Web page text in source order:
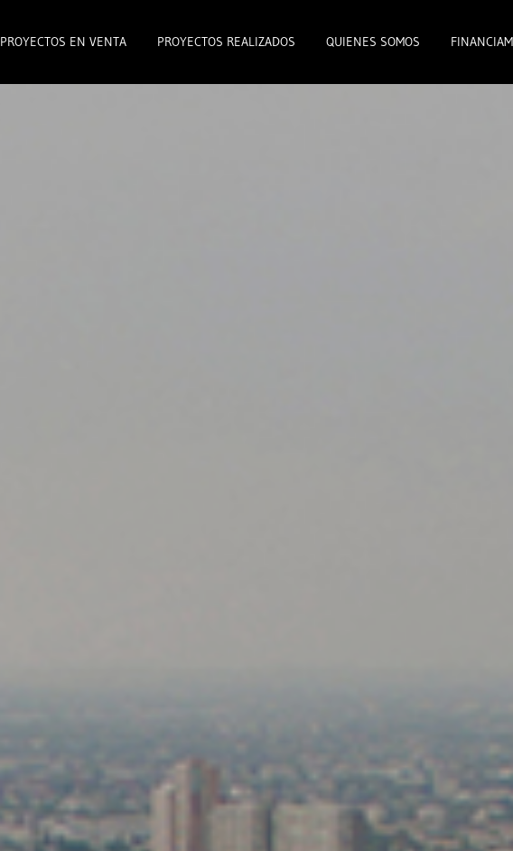
PROYECTOS EN VENTA PROYECTOS REALIZADOS QUIENES SOMOS